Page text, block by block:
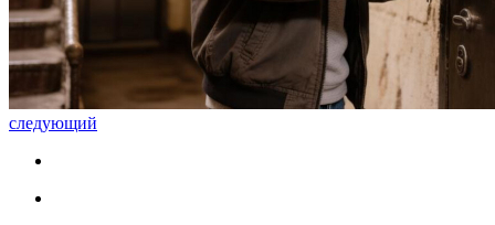
следующий